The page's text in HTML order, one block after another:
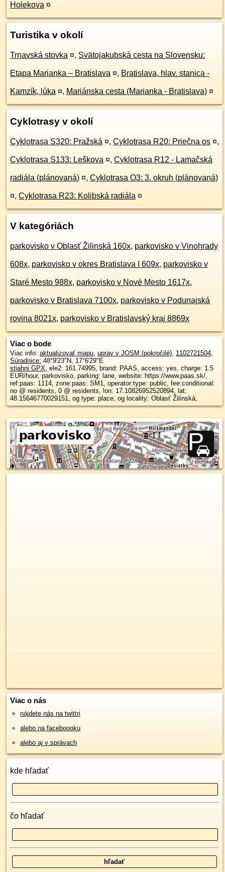
Holekova ¤
Turistika v okolí
Trnavská stovka ¤, Svätojakubská cesta na Slovensku:
Etapa Marianka – Bratislava ¤, Bratislava, hlav. stanica -
Kamzík, lúka ¤, Mariánska cesta (Marianka - Bratislava) ¤
Cyklotrasy v okolí
Cyklotrasa S320: Pražská ¤, Cyklotrasa R20: Priečna os ¤,
Cyklotrasa S133: Leškova ¤, Cyklotrasa R12 - Lamačská
radiála (plánovaná) ¤, Cyklotrasa O3: 3. okruh (plánovaná)
¤, Cyklotrasa R23: Kolibská radiála ¤
V kategóriách
parkovisko v Oblasť Žilinská 160x, parkovisko v Vinohrady
608x, parkovisko v okres Bratislava I 609x, parkovisko v
Staré Mesto 988x, parkovisko v Nové Mesto 1617x,
parkovisko v Bratislava 7100x, parkovisko v Podunajská
rovina 8021x, parkovisko v Bratislavský kraj 8869x
Viac o bode
Viac info: aktualizovať mapu, uprav v JOSM (pokročilé), 1102721504,
Súradnice: 48°9'23"N, 17°6'29"E
stiahni GPX, ele2: 161.74995, brand: PAAS, access: yes, charge: 1.5
EUR/hour, parkovisko, parking: lane, website: https://www.paas.sk/,
ref:paas: 1114, zone:paas: SM1, operator:type: public, fee:conditional:
no @ residents, 0 @ residents, lon: 17.10826952520894, lat:
48.15646770029151, og type: place, og locality: Oblasť Žilinská,
Viac o nás
nájdete nás na twittri
alebo na faceboooku
alebo aj v správach
kde hľadať
čo hľadať